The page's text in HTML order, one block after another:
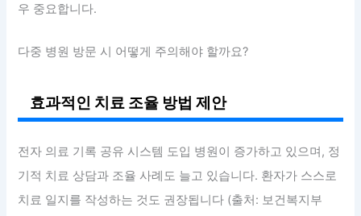
우 중요합니다.
다중 병원 방문 시 어떻게 주의해야 할까요?
효과적인 치료 조율 방법 제안
전자 의료 기록 공유 시스템 도입 병원이 증가하고 있으며, 정
기적 치료 상담과 조율 사례도 늘고 있습니다. 환자가 스스로
치료 일지를 작성하는 것도 권장됩니다 (출처: 보건복지부